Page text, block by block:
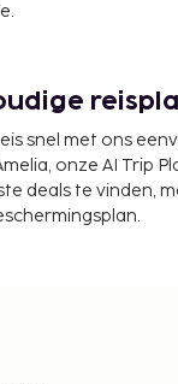
Gaulle (CDG) -
km
je dag af met
snel met ons
onze AI Trip
deals te vinden,